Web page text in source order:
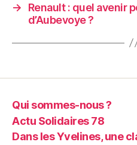
→
Renault : quel avenir
d’Aubevoye ?
Qui sommes-nous ?
Actu Solidaires 78
Dans les Yvelines, une